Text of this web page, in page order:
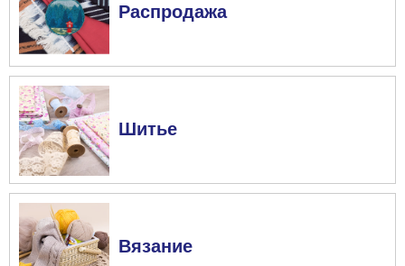
Распродажа
Шитье
Вязание